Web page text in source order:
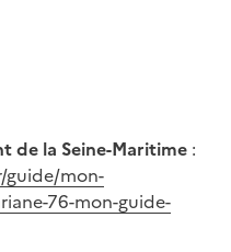
de la Seine-Maritime :
guide/mon-
76-mon-guide-